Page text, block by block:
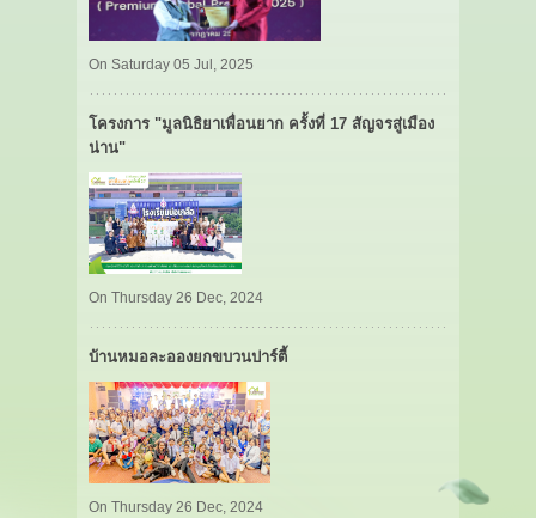
On Saturday 05 Jul, 2025
โครงการ "มูลนิธิยาเพื่อนยาก ครั้งที่ 17 สัญจรสู่เมือง
น่าน"
On Thursday 26 Dec, 2024
บ้านหมอละอองยกขบวนปาร์ตี้
On Thursday 26 Dec, 2024